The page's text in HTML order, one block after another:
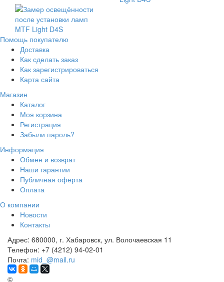
Помощь покупателю
Доставка
Как сделать заказ
Как зарегистрироваться
Карта сайта
Магазин
Каталог
Моя корзина
Регистрация
Забыли пароль?
Информация
Обмен и возврат
Наши гарантии
Публичная оферта
Оплата
О компании
Новости
Контакты
Адрес: 680000, г. Хабаровск, ул. Волочаевская 11
Телефон: +7 (4212) 94-02-01
Почта: mid_@mail.ru
©